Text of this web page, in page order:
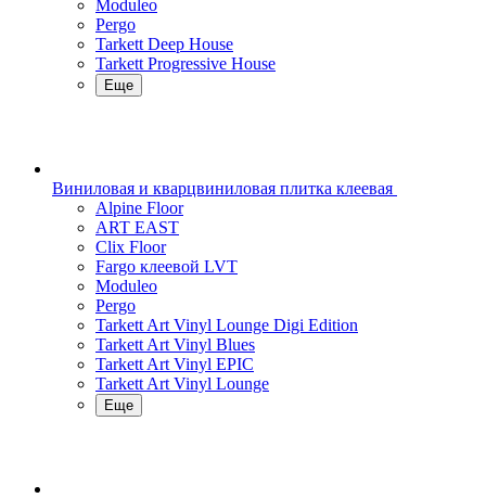
Moduleo
Pergo
Tarkett Deep House
Tarkett Progressive House
Еще
Виниловая и кварцвиниловая плитка клеевая
Alpine Floor
ART EAST
Clix Floor
Fargo клеевой LVT
Moduleo
Pergo
Tarkett Art Vinyl Lounge Digi Edition
Tarkett Art Vinyl Blues
Tarkett Art Vinyl EPIC
Tarkett Art Vinyl Lounge
Еще